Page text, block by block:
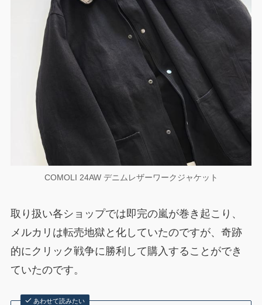
COMOLI 24AW デニムレザーワークジャケット
取り扱い各ショップでは即完の嵐が巻き起こり、
メルカリは転売地獄と化していたのですが、奇跡
的にクリック戦争に勝利して購入することができ
ていたのです。
あわせて読みたい